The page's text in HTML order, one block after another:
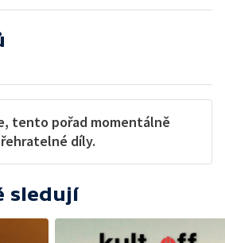
tento pořad momentálně
díly.
sledují